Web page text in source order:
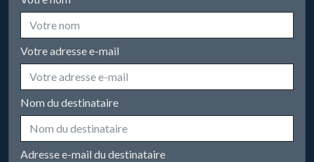
Votre adresse e-mail
Nom du destinataire
Adresse e-mail du destinataire